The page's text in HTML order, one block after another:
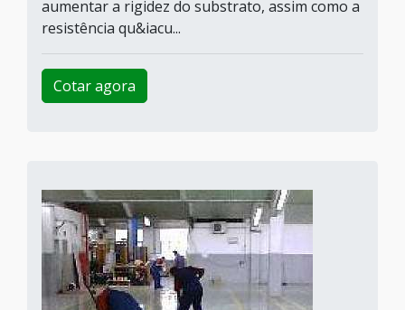
aumentar a rigidez do substrato, assim como a
resistência qu&iacu...
Cotar agora